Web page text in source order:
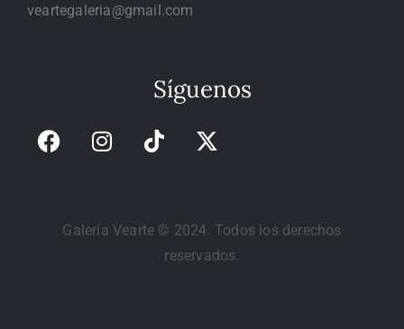
veartegaleria@gmail.com
Síguenos
Galería Vearte © 2024. Todos los derechos
reservados.